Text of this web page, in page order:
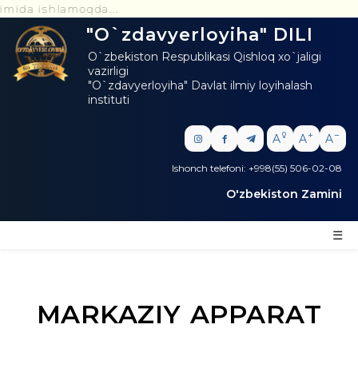
"O`zdavyerloyiha" DILI
O`zbekiston Respublikasi Qishloq xo`jaligi
vazirligi
"O`zdavyerloyiha" Davlat ilmiy loyihalash
instituti
A A A
Ishonch telefoni: +998(55) 506-02-08
O'zbekiston Zamini
☰
MARKAZIY APPARAT